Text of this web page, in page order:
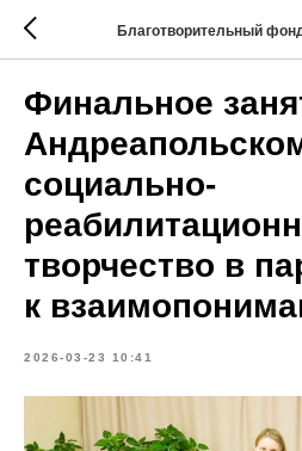
Благотворительный
Финальное
социально-
творчество в
к
2026-03-23 10:41